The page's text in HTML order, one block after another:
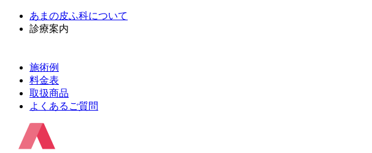
あまの皮ふ科について
診療案内
施術例
料金表
取扱商品
よくあるご質問